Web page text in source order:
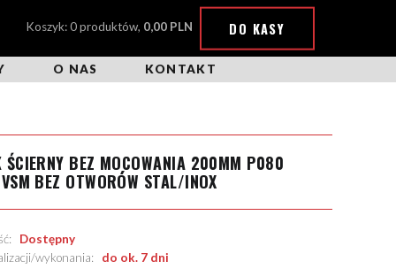
Koszyk: 0 produktów, 0,00 PLN DO KASY
O NAS KONTAKT
ŚCIERNY BEZ MOCOWANIA 200MM P080
BEZ OTWORÓW STAL/INOX
Dostępny
wykonania: do ok. 7 dni